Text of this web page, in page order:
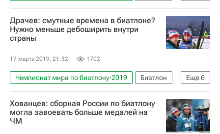
Александр Логинов (биатлонист)
Мартен Фуркад
Антон Шипулин
Евгений Гараничев
Сборная России по биатлону
Материалы РИА Спорт
Екатерина Юрлова-Перхт
Драчев: смутные времена в биатлоне?
Нужно меньше дебоширить внутри
страны
17 марта 2019, 21:32 1702
Еще6
Чемпионат мира по биатлону-2019
Биатлон
Дмитрий Малышко
Евгений Гараничев
Сборная России по биатлону
Владимир Драчев
Хованцев: сборная России по биатлону
могла завоевать больше медалей на
ЧМ